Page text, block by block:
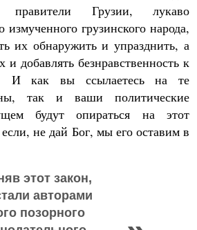
правители Грузии, лукаво
грузинского народа,
их обнаружить и упразднить, а
и добавлять безнравственность к
И как вы ссылаетесь на те
так и ваши политические
будут опираться на этот
не дай Бог, мы его оставим в
этот закон,
авторами
позорного